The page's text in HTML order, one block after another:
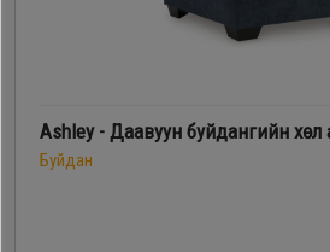
Ashley - Даавуун буйдангийн хөл
Буйдан